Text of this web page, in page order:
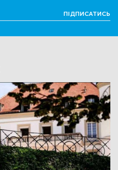
ПІДПИСАТИСЬ